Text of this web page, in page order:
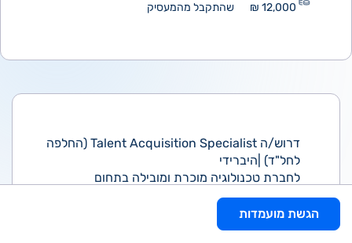
12,000 ₪
שהתקבל מהמעסיק
דרוש/ה Talent Acquisition Specialist (החלפה
לחל"ד) |היברידי
לחברת טכנולוגיה מוכרת ומובילה בתחום
Specialist לתפקיד משמעותי בצוות הגיוס, עםהגשת מועמדות